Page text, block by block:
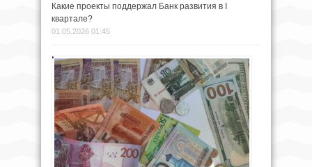
Какие проекты поддержал Банк развития в I
квартале?
01.05.2026 01:45